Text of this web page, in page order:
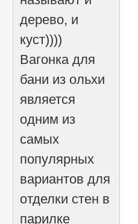
дерево, и
куст))))
Вагонка для
бани из ольхи
является
одним из
самых
популярных
вариантов для
отделки стен в
парилке